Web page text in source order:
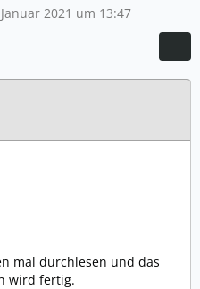
2021 um 13:47
mal durchlesen und das
wird fertig.